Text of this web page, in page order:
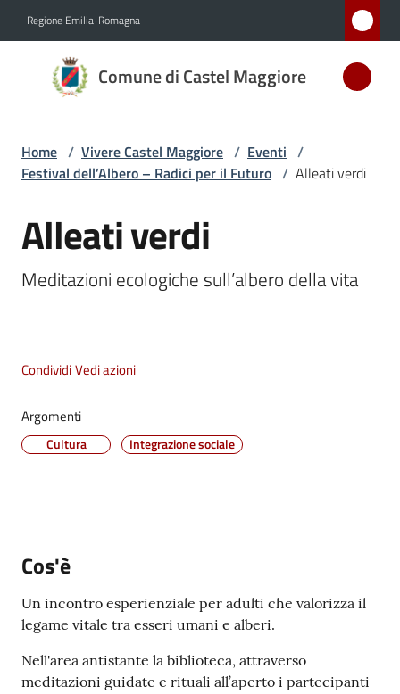
Regione Emilia-Romagna
Comune di Castel Maggiore
Comune
di Castel
D'ARGENTO
AL MERITO
Amministrazione
Servizi
Vivere
Castel
Amministrazione
Trasparente
pretorio
Home / Vivere Castel Maggiore / Eventi /
Festival dell’Albero – Radici per il Futuro / Alleati verdi
Salta al contenuto
Alleati verdi
Meditazioni ecologiche sull’albero della vita
CondividiVedi azioni
Argomenti
Cultura Integrazione sociale
Cos'è
Un incontro esperienziale per adulti che valorizza il
legame vitale tra esseri umani e alberi.
Nell'area antistante la biblioteca, attraverso
meditazioni guidate e rituali all’aperto i partecipanti